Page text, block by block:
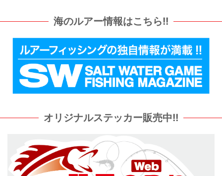
海のルアー情報はこちら!!
オリジナルステッカー販売中!!